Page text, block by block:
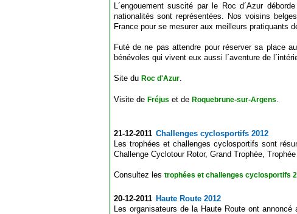
L´engouement suscité par le Roc d´Azur
nationalités sont représentées. Nos voisins
France pour se mesurer aux meilleurs pratiquants
Futé de ne pas attendre pour réserver sa place
bénévoles qui vivent eux aussi l´aventure de
Site du Roc d'Azur.
Visite de Fréjus et de Roquebrune-sur-Argens.
21-12-2011 Challenges cyclosportifs 2012
Les trophées et challenges cyclosportifs sont
Challenge Cyclotour Rotor, Grand Trophée,
Consultez les trophées et challenges cyclosportifs
20-12-2011 Haute Route 2012
Les organisateurs de la Haute Route ont annoncé